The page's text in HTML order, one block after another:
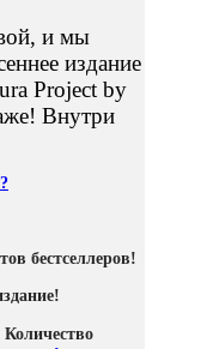
и мы
издание
Project by
Внутри
бестселлеров!